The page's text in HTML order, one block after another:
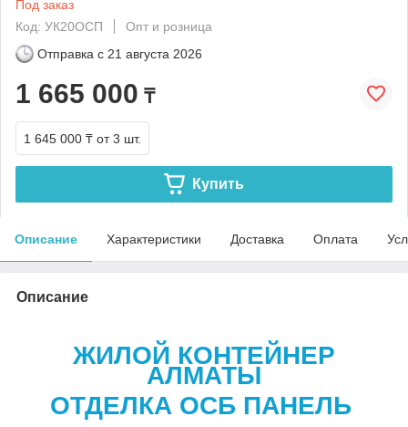
Под заказ
Код: УК20ОСП
Опт и розница
Отправка с 21 августа 2026
1 665 000 ₸
1 645 000 ₸ от 3 шт.
Купить
Описание Характеристики Доставка Оплата
Описание
ЖИЛОЙ КОНТЕЙНЕР
АЛМАТЫ
ОТДЕЛКА ОСБ ПАНЕЛЬ